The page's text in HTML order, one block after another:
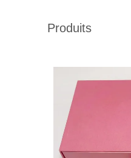
Produits